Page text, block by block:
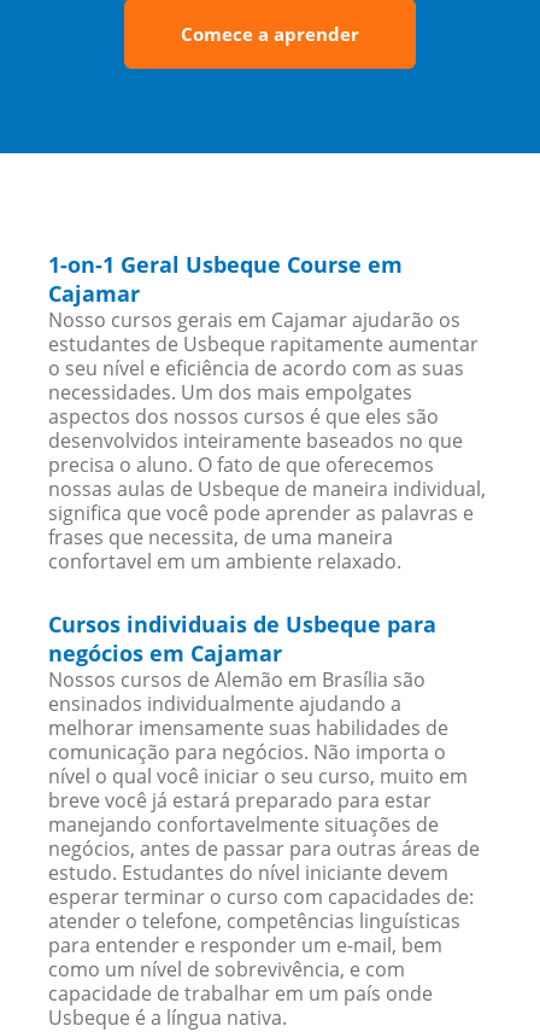
Comece a aprender
1-on-1 Geral Usbeque Course em
Cajamar
Nosso cursos gerais em Cajamar ajudarão os
estudantes de Usbeque rapitamente aumentar
o seu nível e eficiência de acordo com as suas
necessidades. Um dos mais empolgates
aspectos dos nossos cursos é que eles são
desenvolvidos inteiramente baseados no que
precisa o aluno. O fato de que oferecemos
nossas aulas de Usbeque de maneira individual,
significa que você pode aprender as palavras e
frases que necessita, de uma maneira
confortavel em um ambiente relaxado.
Cursos individuais de Usbeque para
negócios em Cajamar
Nossos cursos de Alemão em Brasília são
ensinados individualmente ajudando a
melhorar imensamente suas habilidades de
comunicação para negócios. Não importa o
nível o qual você iniciar o seu curso, muito em
breve você já estará preparado para estar
manejando confortavelmente situações de
negócios, antes de passar para outras áreas de
estudo. Estudantes do nível iniciante devem
esperar terminar o curso com capacidades de:
atender o telefone, competências linguísticas
para entender e responder um e-mail, bem
como um nível de sobrevivência, e com
capacidade de trabalhar em um país onde
Usbeque é a língua nativa.